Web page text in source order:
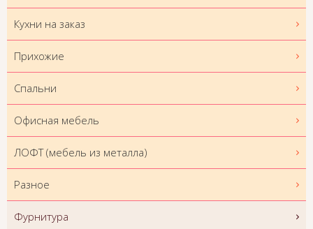
Кухни на заказ
Прихожие
Спальни
Офисная мебель
ЛОФТ (мебель из металла)
Разное
Фурнитура